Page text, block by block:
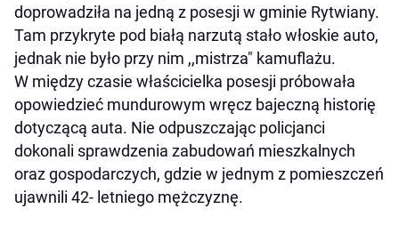
doprowadziła na jedną z posesji w gminie Rytwiany.
Tam przykryte pod białą narzutą stało włoskie auto,
jednak nie było przy nim ,,mistrza" kamuflażu.
W między czasie właścicielka posesji próbowała
opowiedzieć mundurowym wręcz bajeczną historię
dotyczącą auta. Nie odpuszczając policjanci
dokonali sprawdzenia zabudowań mieszkalnych
oraz gospodarczych, gdzie w jednym z pomieszczeń
ujawnili 42- letniego mężczyznę.